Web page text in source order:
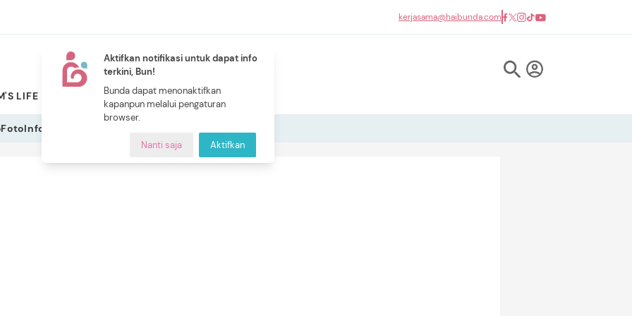
Aktifkan notifikasi untuk dapat info
terkini, Bun!
Bunda dapat menonaktifkan
kapanpun melalui pengaturan
browser.
Nanti saja Aktifkan
kerjasama@haibunda.com
LIFE PILIHAN BUNDA
NEW
CERITA BUNDA
FotoInfografis